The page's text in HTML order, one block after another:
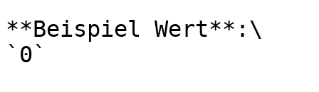
**Beispiel Wert**:\
`0`